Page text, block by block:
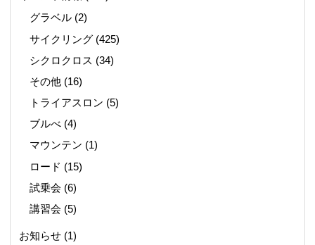
グラベル (2)
サイクリング (425)
シクロクロス (34)
その他 (16)
トライアスロン (5)
ブルべ (4)
マウンテン (1)
ロード (15)
試乗会 (6)
講習会 (5)
お知らせ(1)